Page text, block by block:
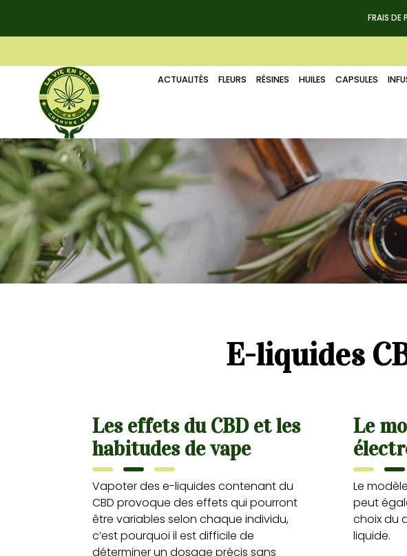
FRAIS DE
ACTUALITÉS FLEURS RÉSINES HUILES CAPSULES
E-liquides
Les effets du CBD et les
habitudes de vape
Vapoter des e-liquides contenant du
CBD provoque des effets qui pourront
être variables selon chaque individu,
c’est pourquoi il est difficile de
déterminer un dosage précis sans
Le
Le
peut
choix du
liquide.